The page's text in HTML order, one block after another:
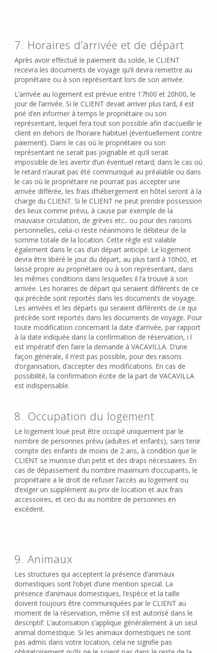
7. Horaires d’arrivée et de départ
Après avoir effectué le paiement du solde, le CLIENT
recevra les documents de voyage qu’il devra remettre au
propriétaire ou à son représentant lors de son arrivée.
L’arrivée au logement est prévue entre 17h00 et 20h00, le
jour de l’arrivée. Si le CLIENT devait arriver plus tard, il est
prié d’en informer à temps le propriétaire ou son
représentant, lequel fera tout son possible afin d’accueillir le
client en dehors de l’horaire habituel (éventuellement contre
paiement). Dans le cas où le propriétaire ou son
représentant ne serait pas joignable et qu’il serait
impossible de les avertir d’un éventuel retard; dans le cas où
le retard n’aurait pas été communiqué au préalable ou dans
le cas où le propriétaire ne pourrait pas accepter une
arrivée différée, les frais d’hébergement en hôtel seront à la
charge du CLIENT. Si le CLIENT ne peut prendre possession
des lieux comme prévu, à cause par exemple de la
mauvaise circulation, de grèves etc.. ou pour des raisons
personnelles, celui-ci reste néanmoins le débiteur de la
somme totale de la location. Cette règle est valable
également dans le cas d’un départ anticipé. Le logement
devra être libéré le jour du départ, au plus tard à 10h00, et
laissé propre au propriétaire ou à son représentant, dans
les mêmes conditions dans lesquelles il l’a trouvé à son
arrivée. Les horaires de départ qui seraient différents de ce
qui précède sont reportés dans les documents de voyage.
Les arrivées et les départs qui seraient différents de ce qui
précède sont reportés dans les documents de voyage. Pour
toute modification concernant la date d’arrivée, par rapport
à la date indiquée dans la confirmation de réservation, i l
est impératif d’en faire la demande à VACAVILLA. D’une
façon générale, il n’est pas possible, pour des raisons
d’organisation, d’accepter des modifications. En cas de
possibilité, la confirmation écrite de la part de VACAVILLA
est indispensable.
8. Occupation du logement
Le logement loué peut être occupé uniquement par le
nombre de personnes prévu (adultes et enfants), sans tenir
compte des enfants de moins de 2 ans, à condition que le
CLIENT se munisse d’un petit et des draps nécessaires. En
cas de dépassement du nombre maximum d’occupants, le
propriétaire a le droit de refuser l’accès au logement ou
d’exiger un supplément au prix de location et aux frais
accessoires, et ceci du au nombre de personnes en
excédent.
9. Animaux
Les structures qui acceptent la présence d’animaux
domestiques sont l’objet d’une mention special. La
présence d’animaux domestiques, l’espèce et la taille
doivent toujours être communiquées par le CLIENT au
moment de la réservation, même s’il est autorisé dans le
descriptif. L’autorisation s’applique généralement à un seul
animal domestique. Si les animaux domestiques ne sont
pas admis dans votre location, cela ne signifie pas